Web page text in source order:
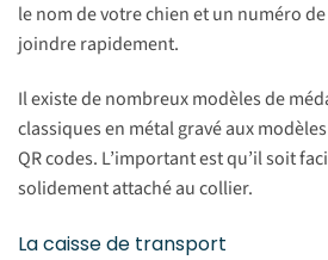
le nom de votre chien et un numéro
joindre rapidement.
Il existe de nombreux modèles de
classiques en métal gravé aux
QR codes. L’important est qu’il soit
solidement attaché au collier.
La caisse de transport